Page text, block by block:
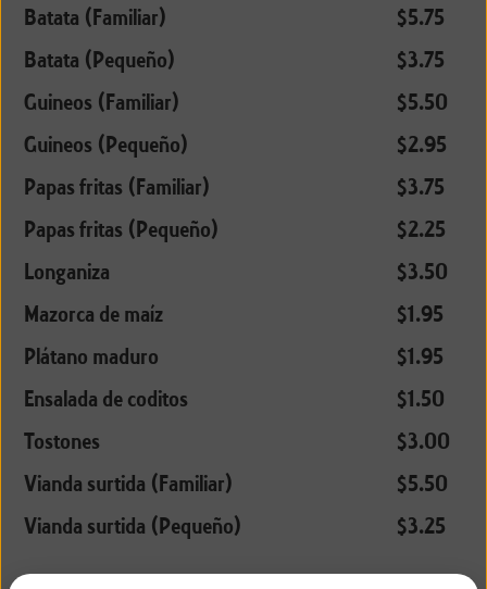
Batata (Familiar)
$5.75
Batata (Pequeño)
$3.75
Guineos (Familiar)
$5.50
Guineos (Pequeño)
$2.95
Papas fritas (Familiar)
$3.75
Papas fritas (Pequeño)
$2.25
Longaniza
$3.50
Mazorca de maíz
$1.95
Plátano maduro
$1.95
Ensalada de coditos
$1.50
Tostones
$3.00
Vianda surtida (Familiar)
$5.50
Vianda surtida (Pequeño)
$3.25